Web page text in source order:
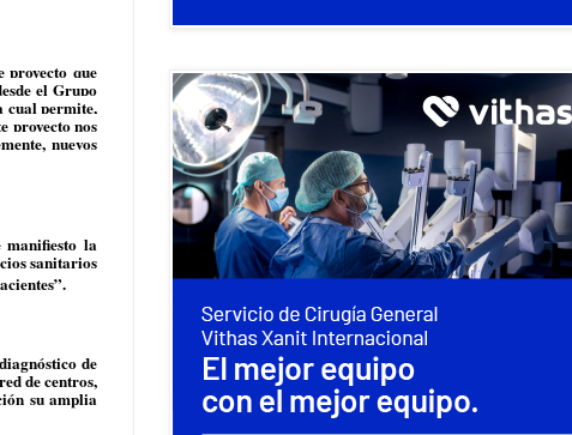
que
el Grupo
cual permite,
proyecto nos
nuevos
manifiesto la
sanitarios
de
de centros,
su amplia